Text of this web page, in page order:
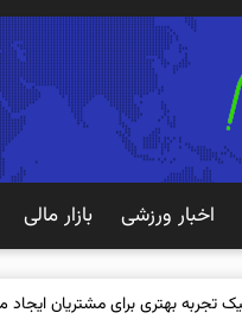
اخبار ورزشی بازار مالی